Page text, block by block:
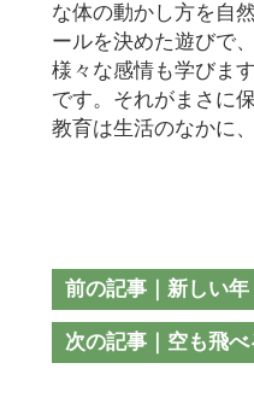
な体の動かし方を自
ールを決めた遊びで
様々な感情も学びま
です。それがまさに
教育は生活のなかに
前の記事｜新しい年
次の記事｜空も飛